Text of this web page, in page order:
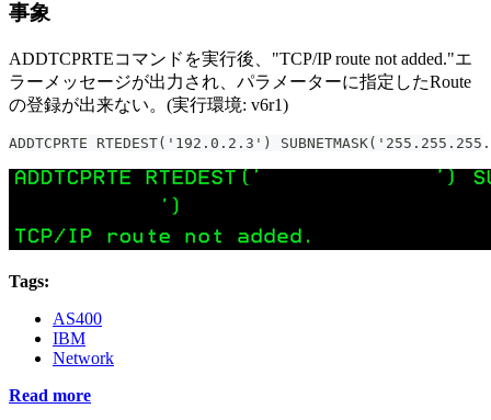
事象
ADDTCPRTEコマンドを実行後、"TCP/IP route not added."エ
ラーメッセージが出力され、パラメーターに指定したRoute
の登録が出来ない。(実行環境: v6r1)
ADDTCPRTE RTEDEST('192.0.2.3')
Tags:
AS400
IBM
Network
Read more